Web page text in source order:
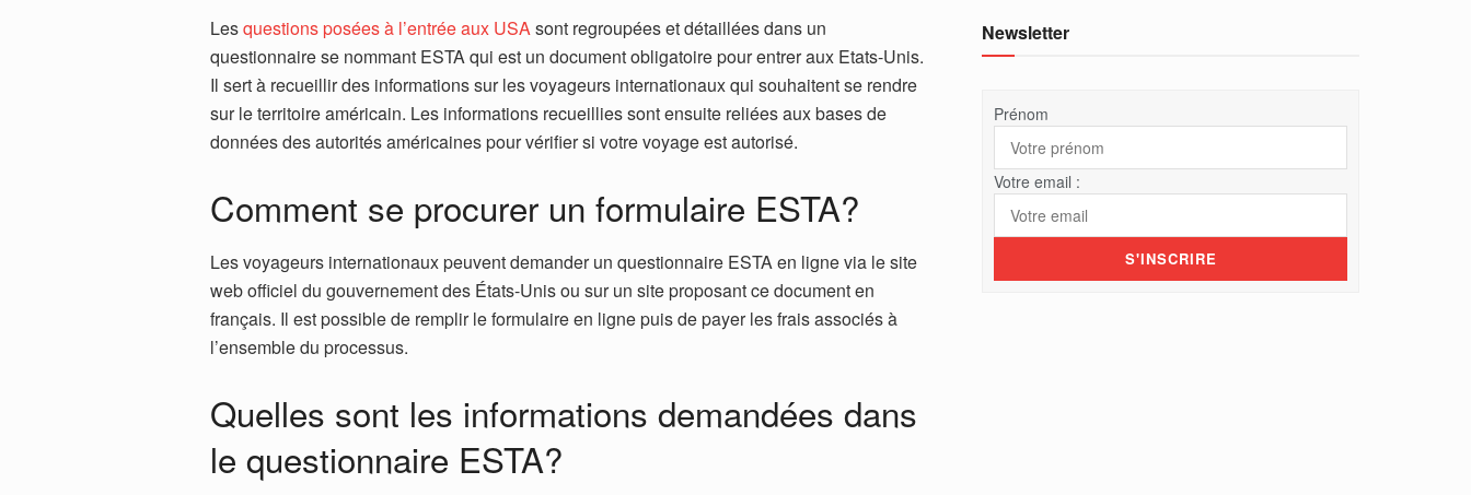
Lesquestions posées à l’entrée aux USAsont regroupées et détaillées dans un
questionnaire se nommant ESTA qui est un document obligatoire pour entrer aux Etats-Unis.
Il sert à recueillir des informations sur les voyageurs internationaux qui souhaitent se rendre
sur le territoire américain. Les informations recueillies sont ensuite reliées aux bases de
données des autorités américaines pour vérifier si votre voyage est autorisé.
Comment se procurer un formulaire ESTA?
Les voyageurs internationaux peuvent demander un questionnaire ESTA en ligne via le site
web officiel du gouvernement des États-Unis ou sur un site proposant ce document en
français. Il est possible de remplir le formulaire en ligne puis de payer les frais associés à
l’ensemble du processus.
Quelles sont les informations demandées dans
le questionnaire ESTA?
Newsletter
Prénom
Votre email :